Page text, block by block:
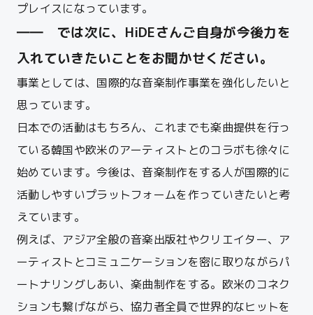
プレイスになっています。
―― では次に、 HiDEさんご自身が今後力を
入れていきたいことをお聞かせください。
事業としては、国際的な音楽制作事業を強化したいと
思っています。
日本での活動はもちろん、これまでも楽曲提供を行っ
ている韓国や欧米のアーティストとのコラボも徐々に
始めています。今後は、音楽制作をする人が国際的に
活動しやすいプラットフォームを作っていきたいと考
えています。
例えば、アジア全般の音楽出版社やクリエイター、ア
ーティストとコミュニケーションを密に取りながらパ
ートナリングしあい、楽曲制作をする。欧米のコネク
ションも繋げながら、協力者全員で世界的なヒットを